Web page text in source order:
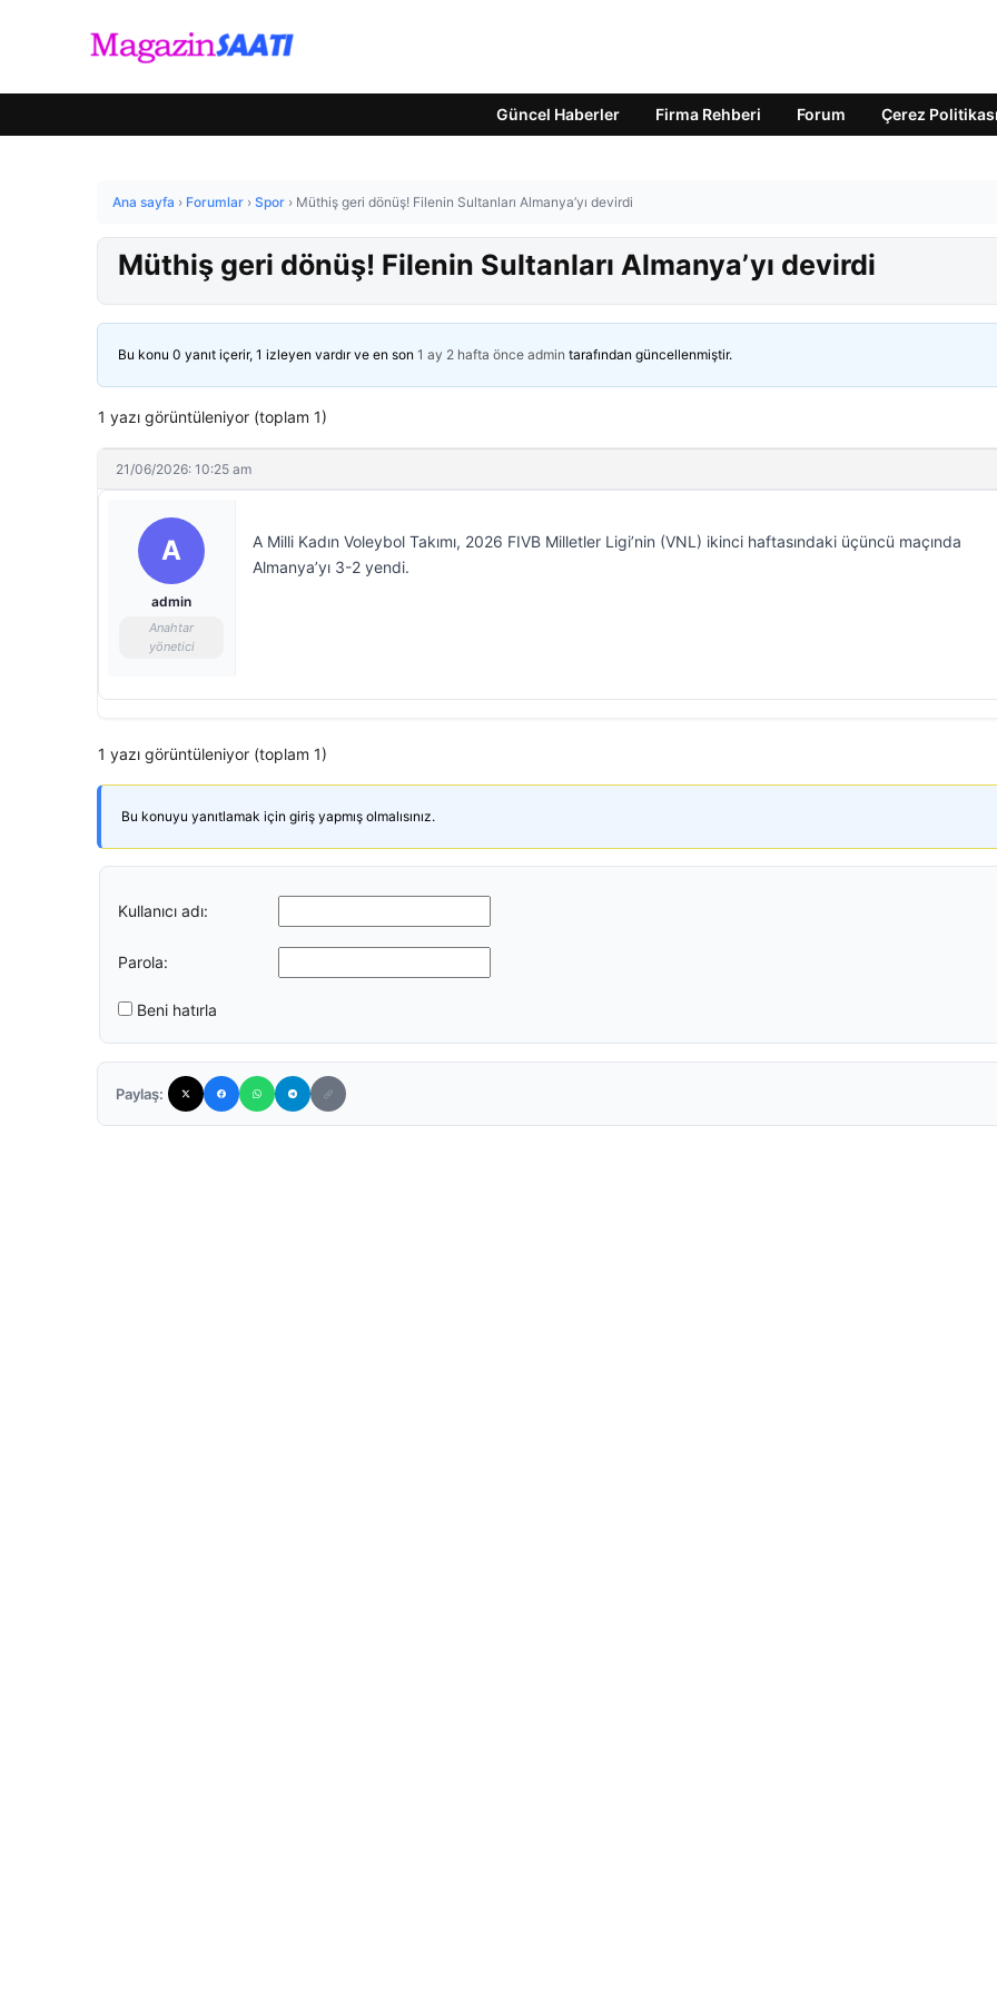
Güncel Haberler Firma Rehberi Forum Çerez Politikası
Ana sayfa › Forumlar › Spor › Müthiş geri dönüş! Filenin Sultanları Almanya’yı devirdi
Müthiş geri dönüş! Filenin Sultanları Almanya’yı devirdi
Bu konu 0 yanıt içerir, 1 izleyen vardır ve en son 1 ay 2 hafta önce admin tarafından güncellenmiştir.
1 yazı görüntüleniyor (toplam 1)
21/06/2026: 10:25 am
A
admin
Anahtar
yönetici
A Milli Kadın Voleybol Takımı, 2026 FIVB Milletler Ligi’nin (VNL) ikinci haftasındaki üçüncü maçında
Almanya’yı 3-2 yendi.
1 yazı görüntüleniyor (toplam 1)
Bu konuyu yanıtlamak için giriş yapmış olmalısınız.
Kullanıcı adı:
Parola:
Beni hatırla
Paylaş: